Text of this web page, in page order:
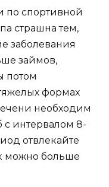
по спортивной
страшна тем,
заболевания
займов,
потом
формах
необходим
с интервалом 8-
отвлекайте
можно больше